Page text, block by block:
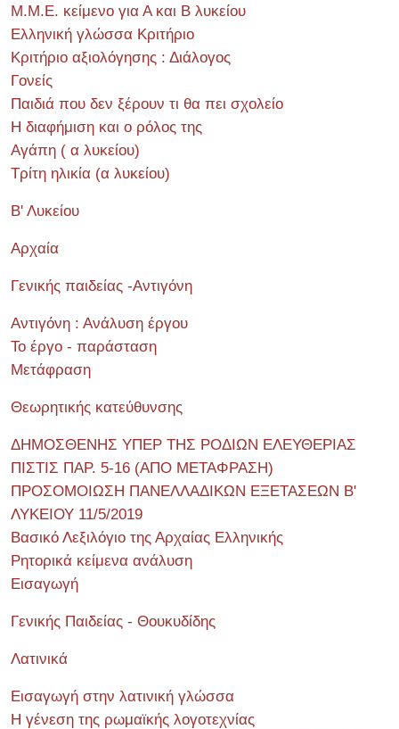
Μ.Μ.Ε. κείμενο για Α και Β λυκείου
Ελληνική γλώσσα Κριτήριο
Κριτήριο αξιολόγησης : Διάλογος
Γονείς
Παιδιά που δεν ξέρουν τι θα πει σχολείο
Η διαφήμιση και ο ρόλος της
Αγάπη ( α λυκείου)
Τρίτη ηλικία (α λυκείου)
Β' Λυκείου
Αρχαία
Γενικής παιδείας -Αντιγόνη
Αντιγόνη : Ανάλυση έργου
Το έργο - παράσταση
Μετάφραση
Θεωρητικής κατεύθυνσης
ΔΗΜΟΣΘΕΝΗΣ ΥΠΕΡ ΤΗΣ ΡΟΔΙΩΝ ΕΛΕΥΘΕΡΙΑΣ
ΠΙΣΤΙΣ ΠΑΡ. 5-16 (ΑΠΟ ΜΕΤΑΦΡΑΣΗ)
ΠΡΟΣΟΜΟΙΩΣΗ ΠΑΝΕΛΛΑΔΙΚΩΝ ΕΞΕΤΑΣΕΩΝ Β'
ΛΥΚΕΙΟΥ 11/5/2019
Βασικό Λεξιλόγιο της Αρχαίας Ελληνικής
Ρητορικά κείμενα ανάλυση
Εισαγωγή
Γενικής Παιδείας - Θουκυδίδης
Λατινικά
Εισαγωγή στην λατινική γλώσσα
Η γένεση της ρωμαϊκής λογοτεχνίας